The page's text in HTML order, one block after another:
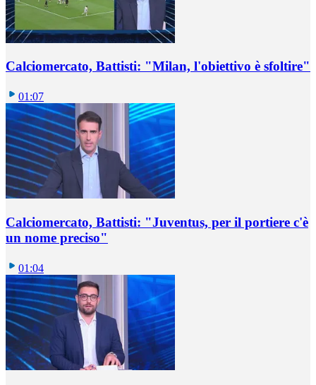
Calciomercato, Battisti: "Milan, l'obiettivo è sfoltire"
01:07
Calciomercato, Battisti: "Juventus, per il portiere c'è
un nome preciso"
01:04